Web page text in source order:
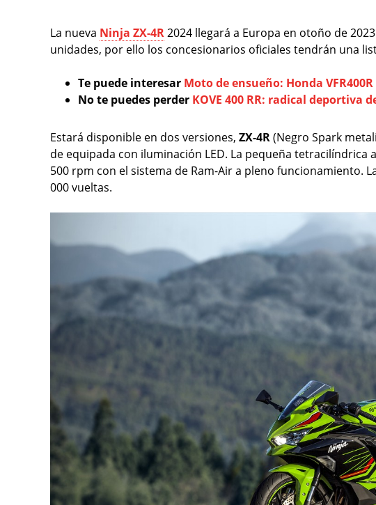
La nueva Ninja ZX-4R2024 llegará a Europa en otoño de
unidades, por ello los concesionarios oficiales tendrán una
Te puede interesar Moto de ensueño: Honda
No te puedes perder KOVE 400 RR: radical deportiva
Estará disponible en dos versiones, ZX-4R(Negro Spark
de equipada con iluminación LED. La pequeña tetracilíndrica
500 rpm con el sistema de Ram-Air a pleno funcionamiento.
000 vueltas.